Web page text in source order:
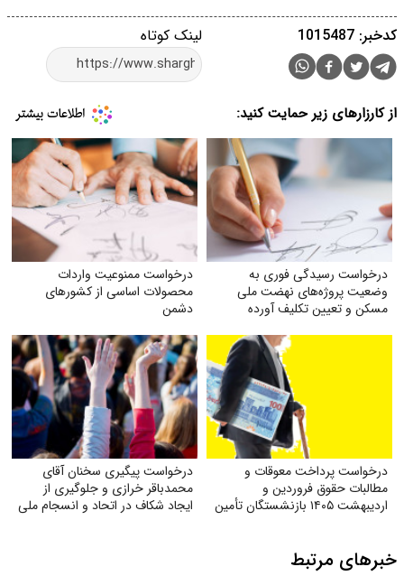
لینک کوتاه کدخبر: 1015487
از کارزارهای زیر حمایت کنید:
درخواست رسیدگی فوری به
وضعیت پروژه‌های نهضت ملی
مسکن و تعیین تکلیف آورده
درخواست ممنوعیت واردات
محصولات اساسی از کشورهای
دشمن
درخواست پرداخت معوقات و
مطالبات حقوق فروردین و
اردیبهشت ۱۴۰۵ بازنشستگان تأمین
درخواست پیگیری سخنان آقای
محمدباقر خرازی و جلوگیری از
ایجاد شکاف در اتحاد و انسجام ملی
خبرهای مرتبط